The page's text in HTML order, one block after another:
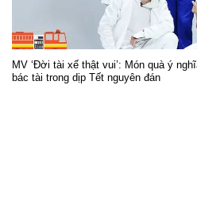
MV ‘Đời tài xế thật vui’: Món quà ý
bác tài trong dịp Tết nguyên đán